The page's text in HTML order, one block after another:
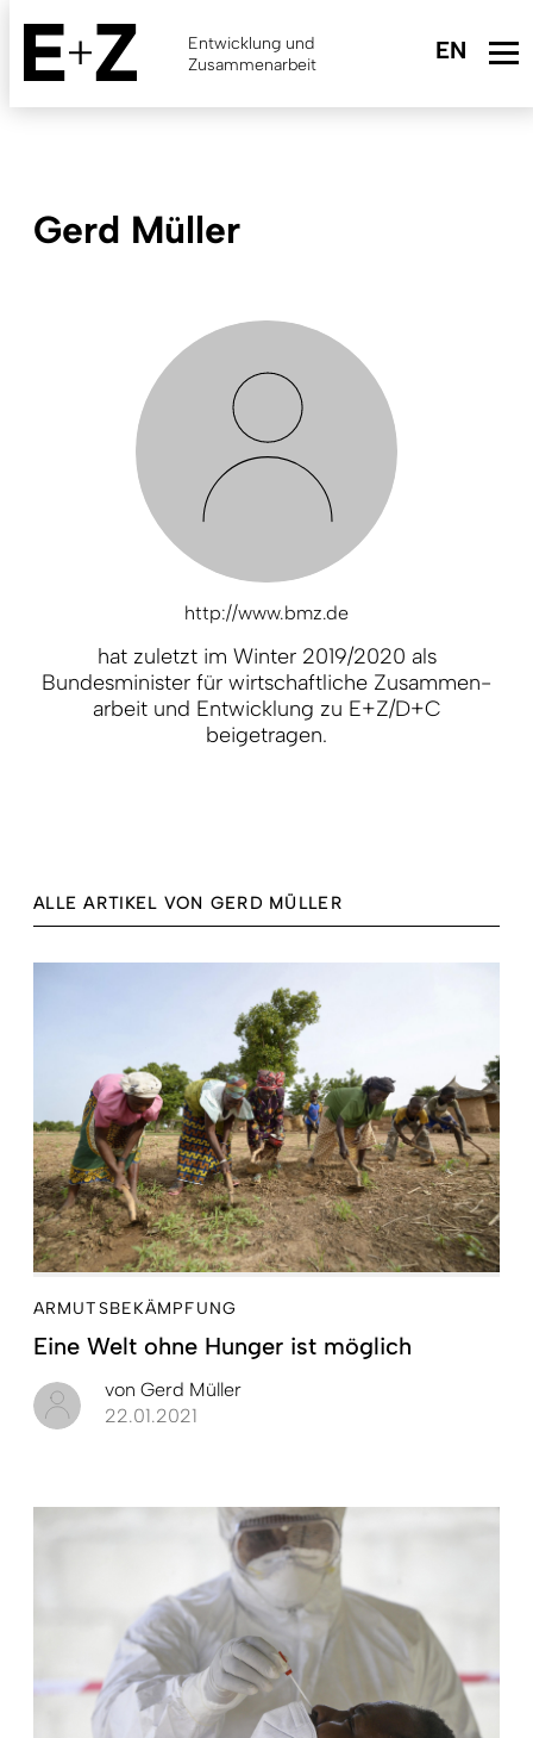
Skip
main
content
Entwicklung und
Zusammenarbeit
Gerd Müller
http://www.bmz.de
hat zuletzt im Winter 2019/2020 als
Bundesminister für wirtschaftliche Zusammen­
arbeit und Entwicklung zu E+Z/D+C
beigetragen.
ALLE ARTIKEL VON GERD MÜLLER
ARMUTSBEKÄMPFUNG
Eine Welt ohne Hunger ist möglich
von Gerd Müller
22.01.2021